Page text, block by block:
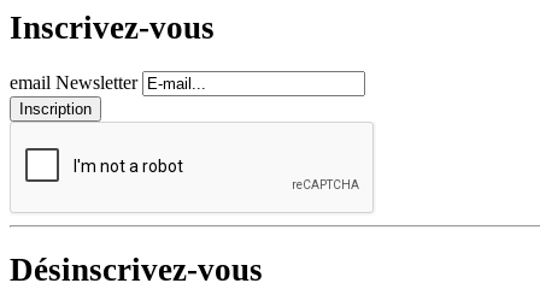
Inscrivez-vous
email Newsletter
Désinscrivez-vous